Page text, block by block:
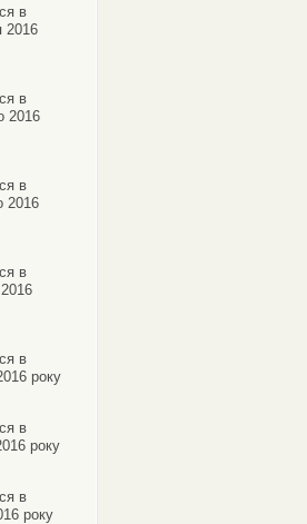
в
2016
в
2016
в
2016
в
в
року
в
року
в
року